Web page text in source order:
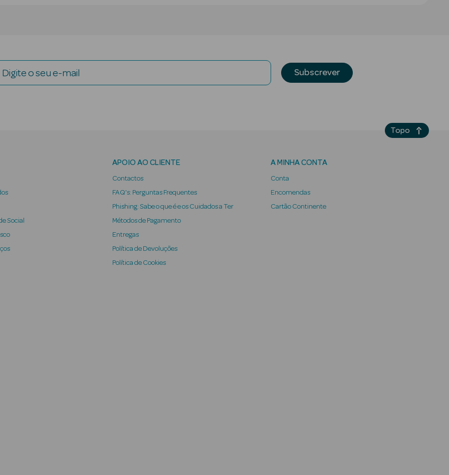
Digite o seu e-mail Subscrever
Social
APOIO AO CLIENTE
Contactos
FAQ's: Perguntas Frequentes
Phishing: Sabe o que é e os Cuidados a Ter
Métodos de Pagamento
Entregas
Política de Devoluções
Política de Cookies
A MINHA CONTA
Conta
Encomendas
Cartão Continente
Topo